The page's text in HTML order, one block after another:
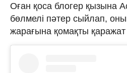
Оған қоса блогер қызына
бөлмелі пәтер сыйлап,
жарағына қомақты қаражат